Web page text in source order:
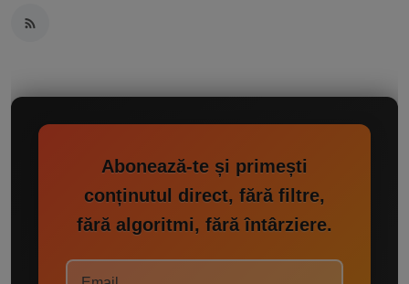
Abonează-te și primești
conținutul direct, fără filtre,
fără algoritmi, fără întârziere.